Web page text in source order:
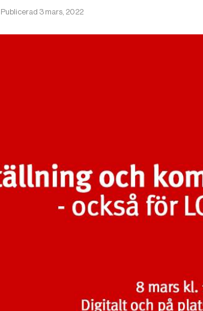
Publicerad 3 mars, 2022